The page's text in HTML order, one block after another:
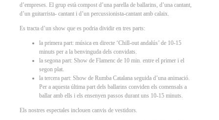
d’empreses. El grup està compost d’una parella de ballarins, d’una cantant,
d’un guitarrista- cantant i d’un percussionista-cantant amb calaix.
Es tracta d’un show que es podria dividir en tres parts:
la primera part: música en directe ‘Chill-out andalús’ de 10-15
minuts per a la benvinguda dels convidats.
la segona part: Show de Flamenc de 10 min. entre el primer i el
segon plat.
la tercera part: Show de Rumba Catalana seguida d’una animació.
Per a aquesta última part dels ballarins conviden els comensals a
ballar amb ells i els ensenyen passos durant uns 10-15 minuts.
Els nostres espectales inclouen canvis de vestidors.